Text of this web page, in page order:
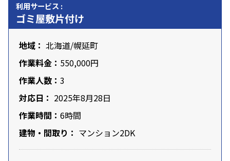
利用サービス :
ゴミ屋敷片付け
地域： 北海道/幌延町
作業料金： 550,000円
作業人数： 3
対応日： 2025年8月28日
作業時間： 6時間
建物・間取り： マンション2DK